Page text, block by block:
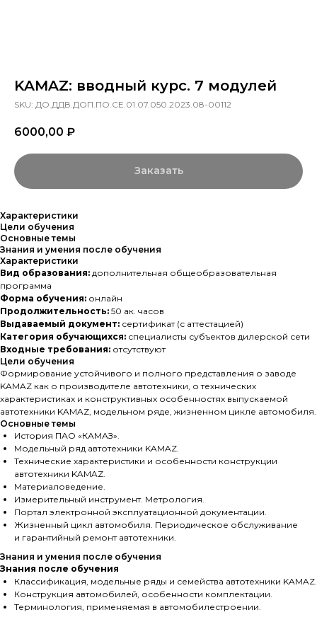
KAMAZ: вводный курс. 7 модулей
SKU: ДО.ДДВ.ДОП.ПО.СЕ.01.07.050.2023.08-00112
6000,00 ₽
Заказать
Характеристики
Цели обучения
Основные темы
Знания и умения после обучения
Характеристики
Вид образования: дополнительная общеобразовательная
программа
Форма обучения: онлайн
Продолжительность: 50 ак. часов
Выдаваемый документ: сертификат (с аттестацией)
Категория обучающихся: специалисты субъектов дилерской сети
Входные требования: отсутствуют
Цели обучения
Формирование устойчивого и полного представления о заводе
KAMAZ как о производителе автотехники, о технических
характеристиках и конструктивных особенностях выпускаемой
автотехники KAMAZ, модельном ряде, жизненном цикле автомобиля.
Основные темы
История ПАО «КАМАЗ».
Модельный ряд автотехники KAMAZ.
Технические характеристики и особенности конструкции
автотехники KAMAZ.
Материаловедение.
Измерительный инструмент. Метрология.
Портал электронной эксплуатационной документации.
Жизненный цикл автомобиля. Периодическое обслуживание
и гарантийный ремонт автотехники.
Знания и умения после обучения
Знания после обучения
Классификация, модельные ряды и семейства автотехники KAMAZ.
Конструкция автомобилей, особенности комплектации.
Терминология, применяемая в автомобилестроении.